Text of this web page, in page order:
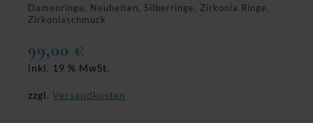
Damenringe, Neuheiten, Silberringe, Zirkonia Ringe,
Zirkoniaschmuck
99,00 €
inkl. 19 % MwSt.
zzgl. Versandkosten